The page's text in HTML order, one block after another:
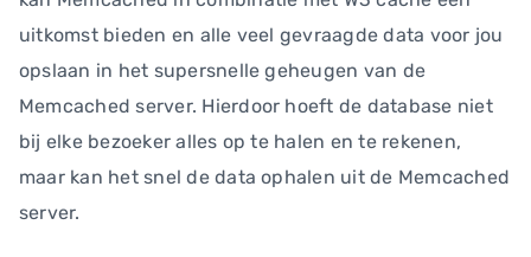
uitkomst bieden en alle veel gevraagde data voor jou
opslaan in het supersnelle geheugen van de
Memcached server. Hierdoor hoeft de database niet
bij elke bezoeker alles op te halen en te rekenen,
maar kan het snel de data ophalen uit de Memcached
server.